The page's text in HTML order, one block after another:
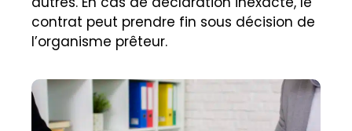
contrat peut prendre fin sous décision de
l’organisme prêteur.